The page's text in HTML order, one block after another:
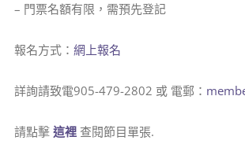
– 門票名額有限，需預先登記
報名方式： 網上報名
詳詢請致電905-479-2802 或 電郵：
請點擊 這裡查閱節目單張.